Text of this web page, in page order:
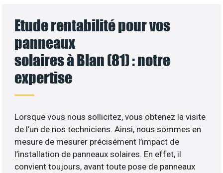
Etude rentabilité pour vos
panneaux
solaires à Blan (81) : notre
expertise
Lorsque vous nous sollicitez, vous obtenez la visite
de l’un de nos techniciens. Ainsi, nous sommes en
mesure de mesurer précisément l’impact de
l’installation de panneaux solaires. En effet, il
convient toujours, avant toute pose de panneaux